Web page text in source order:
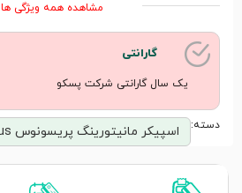
مشاهده همه ویژگی ها
گارانتی
یک سال گارانتی شرکت پسکو
دسته: اسپیکر مانیتورینگ پریسونوس Presonus